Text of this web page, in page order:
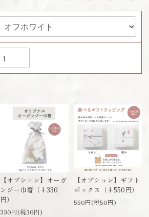
【オプション】オーガ
ンジー巾着（+330
円）
330円(税30円)
【オプション】ギフト
ボックス（+550円）
550円(税50円)